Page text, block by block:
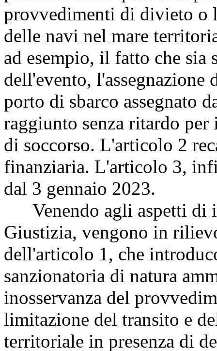
provvedimenti di divieto o
delle navi nel mare
ad esempio, il fatto che sia
dell'evento,
porto di sbarco assegnato
raggiunto senza ritardo
di soccorso. L'articolo 2
finanziaria. L'articolo 3,
dal 3 gennaio 2023.
Venendo agli aspetti di
Giustizia, vengono in
dell'articolo 1, che
sanzionatoria di natura
inosservanza del
limitazione del transito e
territoriale in presenza di